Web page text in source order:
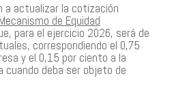
a actualizar la cotización
Mecanismo de Equidad
para el ejercicio 2026, será de
correspondiendo el 0,75
y el 0,15 por ciento a la
cuando deba ser objeto de